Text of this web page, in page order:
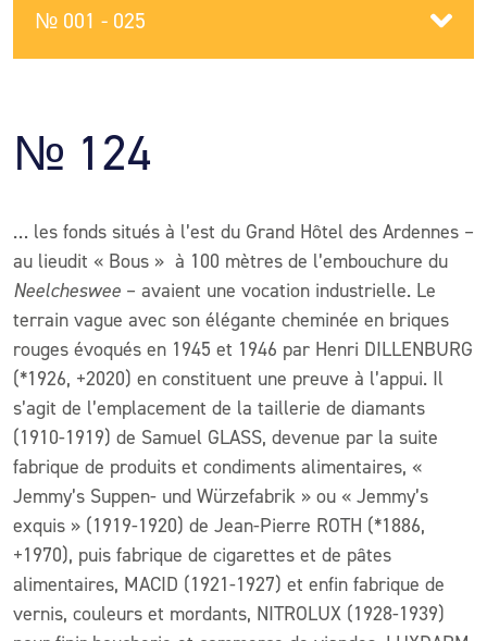
№ 001 - 025
№ 124
… les fonds situés à l’est du Grand Hôtel des Ardennes –
au lieudit « Bous » à 100 mètres de l’embouchure du
Neelcheswee – avaient une vocation industrielle. Le
terrain vague avec son élégante cheminée en briques
rouges évoqués en 1945 et 1946 par Henri DILLENBURG
(*1926, +2020) en constituent une preuve à l’appui. Il
s’agit de l’emplacement de la taillerie de diamants
(1910-1919) de Samuel GLASS, devenue par la suite
fabrique de produits et condiments alimentaires, «
Jemmy’s Suppen- und Würzefabrik » ou « Jemmy’s
exquis » (1919-1920) de Jean-Pierre ROTH (*1886,
+1970), puis fabrique de cigarettes et de pâtes
alimentaires, MACID (1921-1927) et enfin fabrique de
vernis, couleurs et mordants, NITROLUX (1928-1939)